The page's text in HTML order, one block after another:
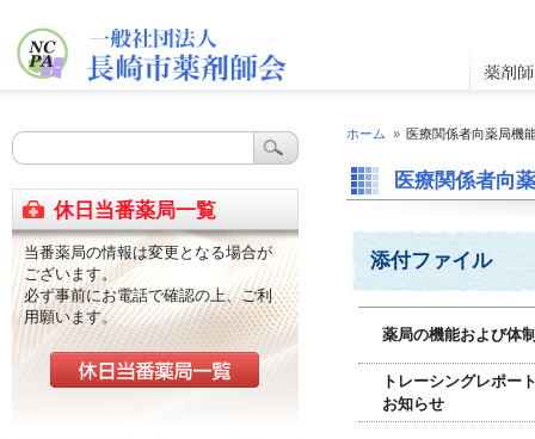
ホーム » 医療関係者向薬局機
医療関係者向
添付ファイル
薬局の機能および体
トレーシングレポー
お知らせ
休日当番薬局一覧
当番薬局の情報は変更となる場合が
ございます。
必ず事前にお電話で確認の上、ご利
用願います。